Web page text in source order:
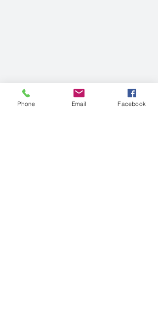
Phone Email Facebook